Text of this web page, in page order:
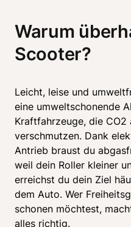
Warum
Scooter?
Leicht, leise und
eine umweltschonende
Kraftfahrzeuge, die
verschmutzen. Dank
Antrieb braust du
weil dein Roller kleiner
erreichst du dein Ziel
dem Auto. Wer
schonen möchtest,
alles richtig.